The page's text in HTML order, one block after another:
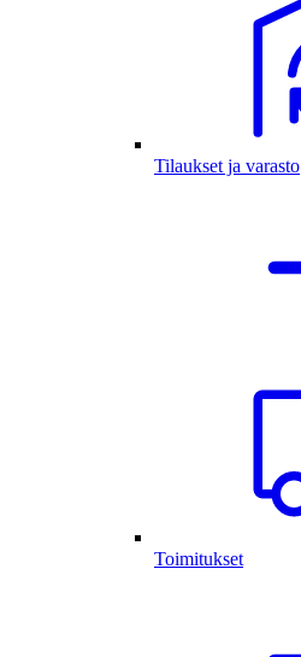
Tilaukset ja varasto
Toimitukset